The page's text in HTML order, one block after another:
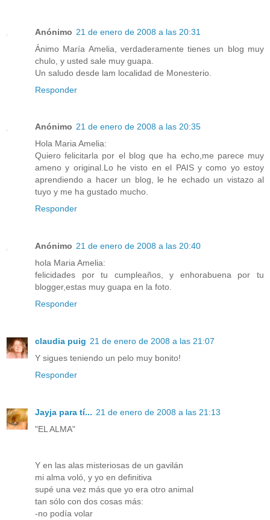
Anónimo 21 de enero de 2008 a las 20:31
Ánimo María Amelia, verdaderamente tienes un blog muy
chulo, y usted sale muy guapa.
Un saludo desde lam localidad de Monesterio.
Responder
Anónimo 21 de enero de 2008 a las 20:35
Hola Maria Amelia:
Quiero felicitarla por el blog que ha echo,me parece muy
ameno y original.Lo he visto en el PAIS y como yo estoy
aprendiendo a hacer un blog, le he echado un vistazo al
tuyo y me ha gustado mucho.
Responder
Anónimo 21 de enero de 2008 a las 20:40
hola Maria Amelia:
felicidades por tu cumpleaños, y enhorabuena por tu
blogger,estas muy guapa en la foto.
Responder
claudia puig 21 de enero de 2008 a las 21:07
Y sigues teniendo un pelo muy bonito!
Responder
Jayja para tí... 21 de enero de 2008 a las 21:13
"EL ALMA"
Y en las alas misteriosas de un gavilán
mi alma voló, y yo en definitiva
supé una vez más que yo era otro animal
tan sólo con dos cosas más:
-no podía volar